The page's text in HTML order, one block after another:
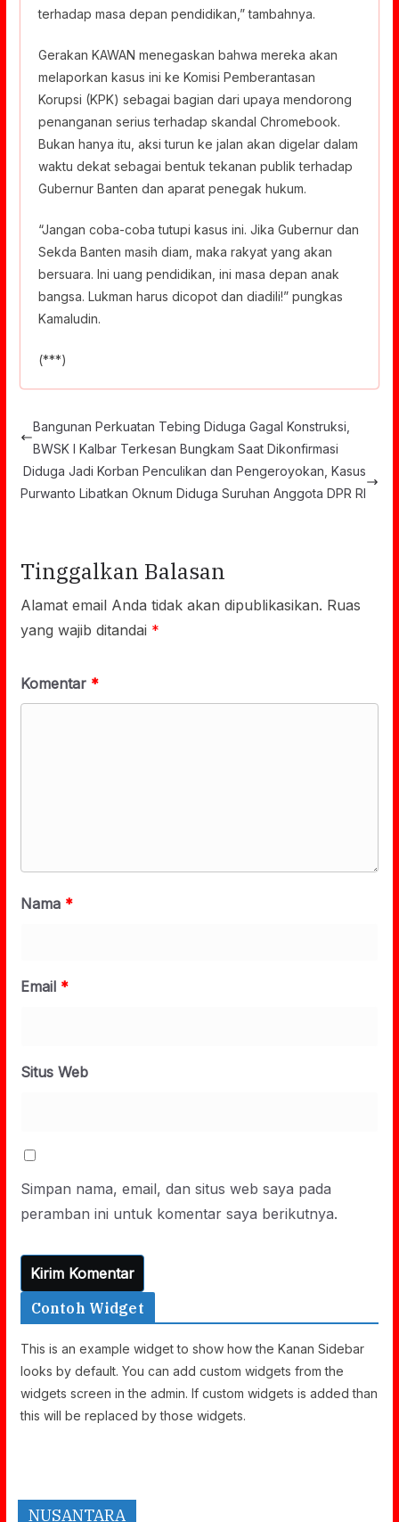
terhadap masa depan pendidikan,” tambahnya.
Gerakan KAWAN menegaskan bahwa mereka akan
melaporkan kasus ini ke Komisi Pemberantasan
Korupsi (KPK) sebagai bagian dari upaya mendorong
penanganan serius terhadap skandal Chromebook.
Bukan hanya itu, aksi turun ke jalan akan digelar dalam
waktu dekat sebagai bentuk tekanan publik terhadap
Gubernur Banten dan aparat penegak hukum.
“Jangan coba-coba tutupi kasus ini. Jika Gubernur dan
Sekda Banten masih diam, maka rakyat yang akan
bersuara. Ini uang pendidikan, ini masa depan anak
bangsa. Lukman harus dicopot dan diadili!” pungkas
Kamaludin.
(***)
Bangunan Perkuatan Tebing Diduga Gagal Konstruksi,
BWSK I Kalbar Terkesan Bungkam Saat Dikonfirmasi
Diduga Jadi Korban Penculikan dan Pengeroyokan, Kasus
Purwanto Libatkan Oknum Diduga Suruhan Anggota DPR RI
Tinggalkan Balasan
Alamat email Anda tidak akan dipublikasikan. Ruas
yang wajib ditandai *
Komentar *
Nama *
Email *
Situs Web
Simpan nama, email, dan situs web saya pada
peramban ini untuk komentar saya berikutnya.
Contoh Widget
This is an example widget to show how the Kanan Sidebar
looks by default. You can add custom widgets from the
widgets screen in the admin. If custom widgets is added than
this will be replaced by those widgets.
NUSANTARA